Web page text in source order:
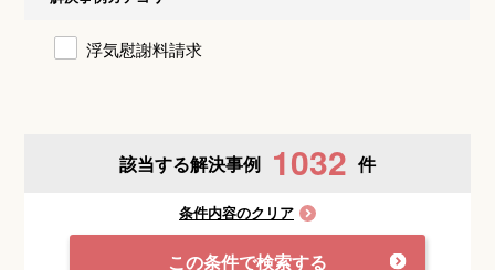
浮気慰謝料請求
該当する解決事例 1032 件
条件内容のクリア
この条件で検索する